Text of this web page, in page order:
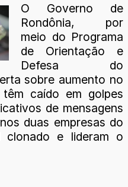
O Governo de
Rondônia, por
meio do Programa
de Orientação e
Defesa do
sobre aumento no
caído em golpes
de mensagens
duas empresas do
clonado e lideram o